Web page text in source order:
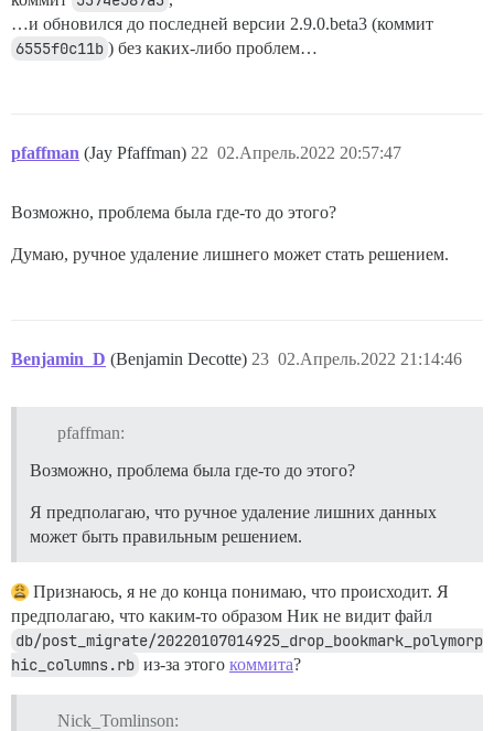
…и обновился до последней версии 2.9.0.beta3 (коммит
6555f0c11b ) без каких-либо проблем…
pfaffman (Jay Pfaffman) 02.Апрель.2022 20:57:47
22
Возможно, проблема была где-то до этого?
Думаю, ручное удаление лишнего может стать решением.
Benjamin_D (Benjamin Decotte) 02.Апрель.2022 21:14:46
23
pfaffman:
Возможно, проблема была где-то до этого?
Я предполагаю, что ручное удаление лишних данных
может быть правильным решением.
Признаюсь, я не до конца понимаю, что происходит. Я
предполагаю, что каким-то образом Ник не видит файл
db/post_migrate/20220107014925_drop_bookmark_polymorp
hic_columns.rb из-за этого коммита?
Nick_Tomlinson: